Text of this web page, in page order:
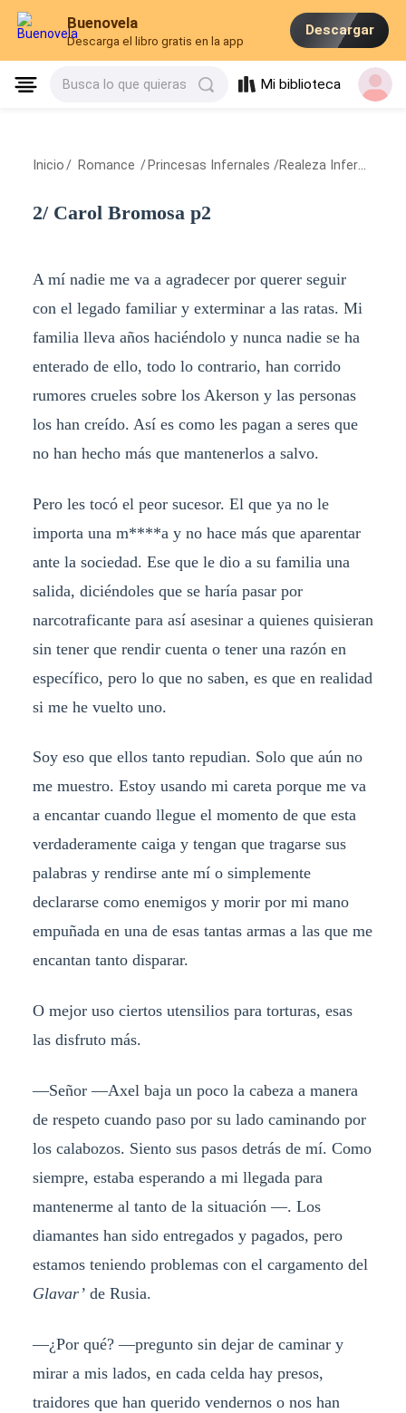
Buenovela
Descarga el libro gratis en la app
Descargar
Busca lo que quieras Mi biblioteca
Inicio / Romance / Princesas Infernales /Realeza Infernal I/
2/ Carol Bromosa p2
A mí nadie me va a agradecer por querer seguir
con el legado familiar y exterminar a las ratas. Mi
familia lleva años haciéndolo y nunca nadie se ha
enterado de ello, todo lo contrario, han corrido
rumores crueles sobre los Akerson y las personas
los han creído. Así es como les pagan a seres que
no han hecho más que mantenerlos a salvo.
Pero les tocó el peor sucesor. El que ya no le
importa una m****a y no hace más que aparentar
ante la sociedad. Ese que le dio a su familia una
salida, diciéndoles que se haría pasar por
narcotraficante para así asesinar a quienes quisieran
sin tener que rendir cuenta o tener una razón en
específico, pero lo que no saben, es que en realidad
si me he vuelto uno.
Soy eso que ellos tanto repudian. Solo que aún no
me muestro. Estoy usando mi careta porque me va
a encantar cuando llegue el momento de que esta
verdaderamente caiga y tengan que tragarse sus
palabras y rendirse ante mí o simplemente
declararse como enemigos y morir por mi mano
empuñada en una de esas tantas armas a las que me
encantan tanto disparar.
O mejor uso ciertos utensilios para torturas, esas
las disfruto más.
—Señor —Axel baja un poco la cabeza a manera
de respeto cuando paso por su lado caminando por
los calabozos. Siento sus pasos detrás de mí. Como
siempre, estaba esperando a mi llegada para
mantenerme al tanto de la situación —. Los
diamantes han sido entregados y pagados, pero
estamos teniendo problemas con el cargamento del
Glavar’de Rusia.
—¿Por qué? —pregunto sin dejar de caminar y
mirar a mis lados, en cada celda hay presos,
traidores que han querido vendernos o nos han